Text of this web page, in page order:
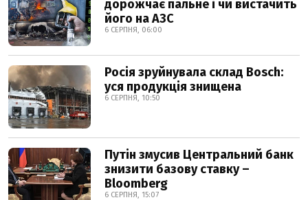
дорожчає пальне і чи вистачить
його на АЗС
6 СЕРПНЯ, 06:00
Росія зруйнувала склад Bosch:
уся продукція знищена
6 СЕРПНЯ, 10:50
Путін змусив Центральний банк
знизити базову ставку –
Bloomberg
6 СЕРПНЯ, 15:07